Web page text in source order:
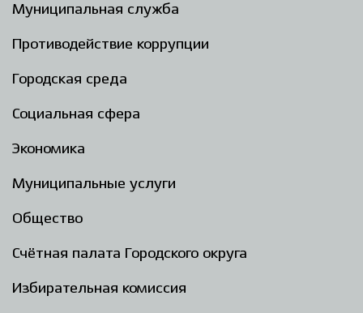
Муниципальная служба
Противодействие коррупции
Городская среда
Социальная сфера
Экономика
Муниципальные услуги
Общество
Счётная палата Городского округа
Избирательная комиссия